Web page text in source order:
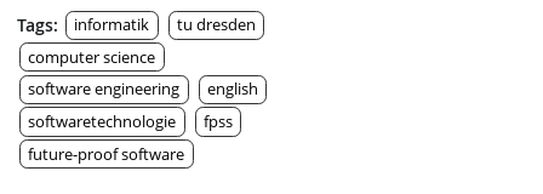
Tags: informatik
tu dresden
computer science
software engineering
english
softwaretechnologie
fpss
future-proof software